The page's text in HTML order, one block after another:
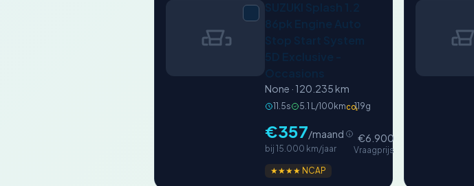
None · 120.235 km
11.5s 5.1 L/100kmCO₂119g
€357/maand
bij 15.000 km/jaar
€6.900
Vraagprijs
★★★★ NCAP